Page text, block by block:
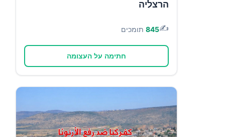
הרצליה
✍️
845 תומכים
חתימה על העצומה